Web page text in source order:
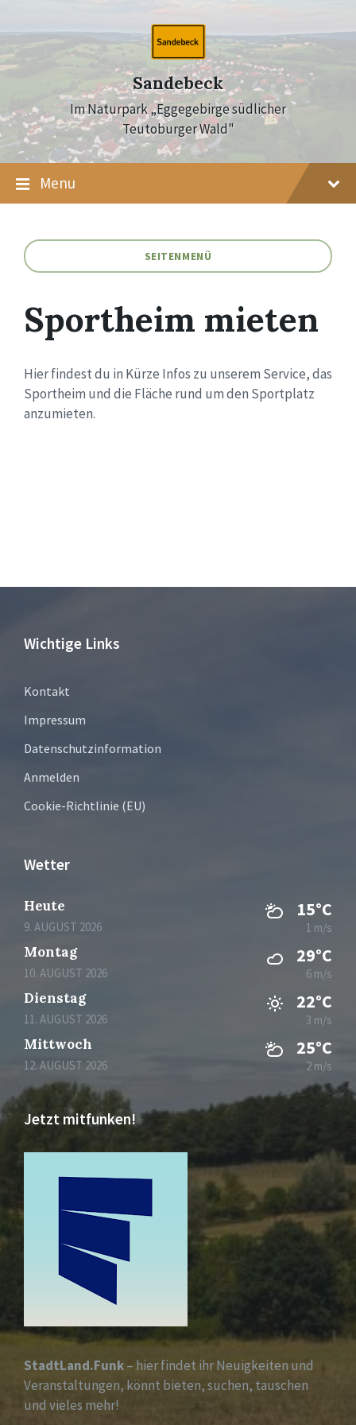
content
main
navigation
footer
Sandebeck
Im Naturpark „Eggegebirge südlicher
Teutoburger Wald"
Menu
SEITENMENÜ
Sportheim mieten
Hier findest du in Kürze Infos zu unserem Service, das
Sportheim und die Fläche rund um den Sportplatz
anzumieten.
Wichtige Links
Kontakt
Impressum
Datenschutzinformation
Anmelden
Cookie-Richtlinie (EU)
Wetter
Heute
9. AUGUST 2026
15°C
1 m/s
Montag
10. AUGUST 2026
29°C
6 m/s
Dienstag
11. AUGUST 2026
22°C
3 m/s
Mittwoch
12. AUGUST 2026
25°C
2 m/s
Jetzt mitfunken!
StadtLand.Funk– hier findet ihr Neuigkeiten und
Veranstaltungen, könnt bieten, suchen, tauschen
und vieles mehr!